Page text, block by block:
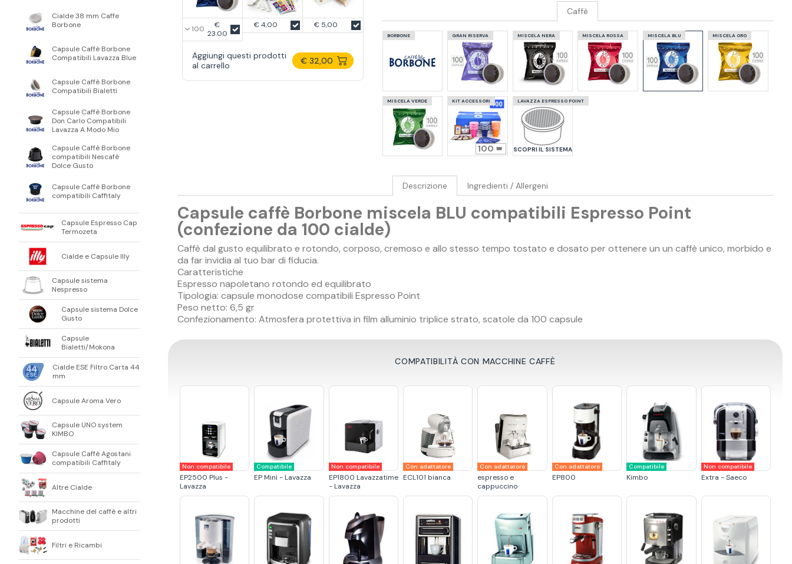
Cialde 38 mm Caffe
Borbone
Capsule Caffè Borbone
Compatibili Lavazza Blue
Capsule Caffè Borbone
Compatibili Bialetti
Capsule Caffè Borbone
Don Carlo Compatibili
Lavazza A Modo Mio
Capsule Caffè Borbone
compatibili Nescafè
Dolce Gusto
Capsule Caffè Borbone
compatibili Caffitaly
Capsule Espresso Cap
Termozeta
Cialde e Capsule Illy
Capsule sistema
Nespresso
Capsule sistema Dolce
Gusto
Capsule
Bialetti/Mokona
Cialde ESE Filtro Carta 44
mm
Capsule Aroma Vero
Capsule UNO system
KIMBO
Capsule Caffè Agostani
compatibili Caffitaly
Altre Cialde
Macchine del caffè e altri
prodotti
Filtri e Ricambi
€
23.00
€ 4,00 € 5,00
Aggiungi questi prodotti
al carrello
€ 32,00
Caffè
BORBONE GRAN RISERVA MISCELA NERA MISCELA ROSSA MISCELA BLU MISCELA ORO
MISCELA VERDE KIT ACCESSORI
100
LAVAZZA ESPRESSO POINT
SCOPRI IL SISTEMA
Descrizione Ingredienti / Allergeni
Capsule caffè Borbone miscela BLU compatibili Espresso Point
(confezione da 100 cialde)
Caffè dal gusto equilibrato e rotondo, corposo, cremoso e allo stesso tempo tostato e dosato per ottenere un un caffè unico, morbido e
da far invidia al tuo bar di fiducia.
Caratteristiche
Espresso napoletano rotondo ed equilibrato
Tipologia: capsule monodose compatibili Espresso Point
Peso netto: 6,5 gr
Confezionamento: Atmosfera protettiva in film alluminio triplice strato, scatole da 100 capsule
COMPATIBILITÀ CON MACCHINE CAFFÈ
Non compatibile
EP2500 Plus -
Lavazza
Compatibile
EP Mini - Lavazza
Non compatibile
EP1800 Lavazzatime
- Lavazza
Con adattatore
ECL101 bianca
Con adattatore
espresso e
cappuccino
Con adattatore
EP800
Compatibile
Kimbo
Non compatibile
Extra - Saeco